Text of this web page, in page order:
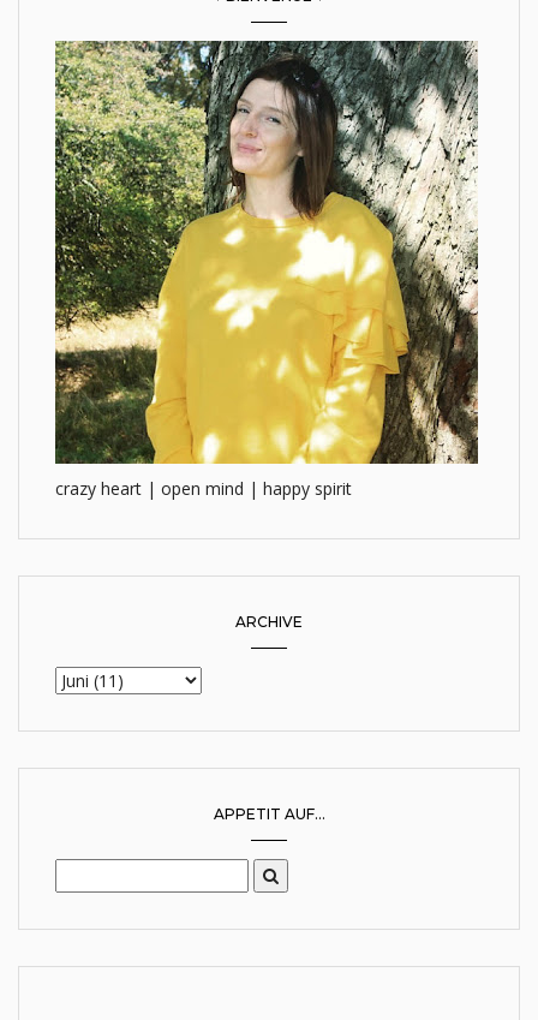
crazy heart | open mind | happy spirit
ARCHIVE
APPETIT AUF...